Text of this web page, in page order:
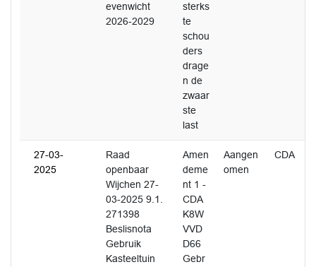
evenwicht
2026-2029
sterks
te
schou
ders
drage
n de
zwaar
ste
last
27-03-
2025
Raad
openbaar
Wijchen 27-
03-2025 9.1.
271398
Beslisnota
Gebruik
Kasteeltuin
Amen
deme
nt 1 -
CDA
K8W
VVD
D66
Gebr
Aangen
omen
CDA